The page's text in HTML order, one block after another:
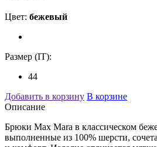
Цвет: бежевый
Размер (IT):
44
Добавить в корзину В корзине
Описание
Брюки Max Mara в классическом
выполненные из 100% шерсти,